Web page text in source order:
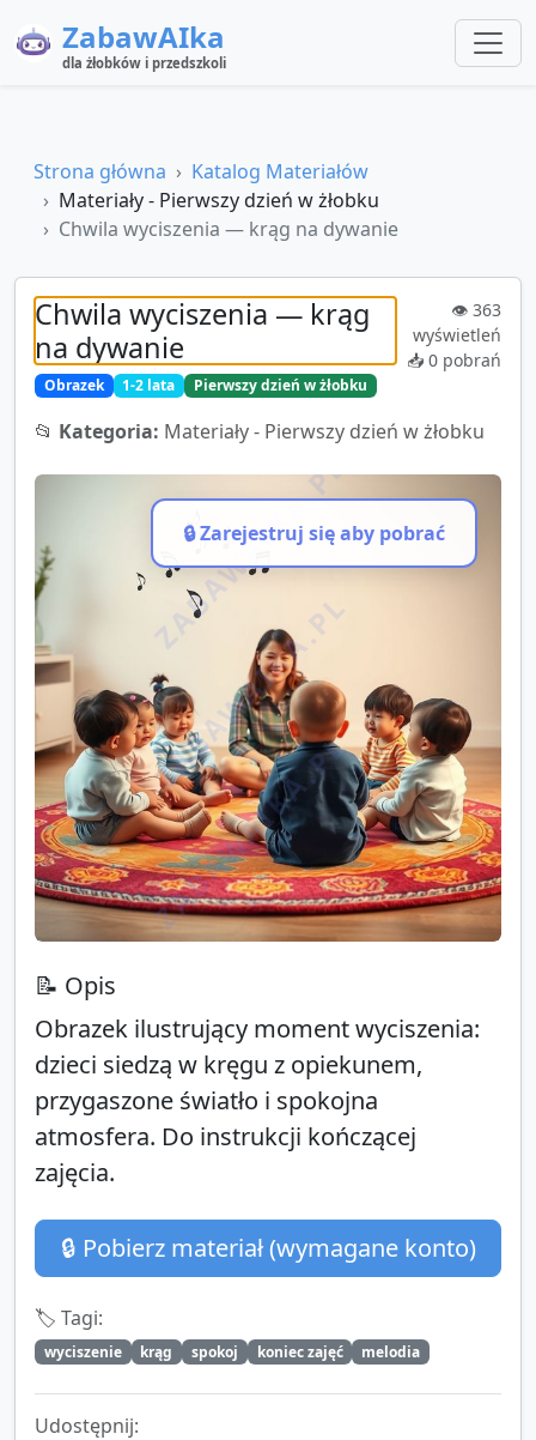
ZabawAIka
dla żłobków i przedszkoli
Strona główna
Katalog Materiałów
Materiały - Pierwszy dzień w żłobku
Chwila wyciszenia — krąg na dywanie
Chwila wyciszenia — krąg
na dywanie
Obrazek 1-2 lata Pierwszy dzień w żłobku
👁️ 363
wyświetleń
📥 0 pobrań
📂 Kategoria: Materiały - Pierwszy dzień w żłobku
ZABAWAIKA.PL
ZABAWAIKA.PL
ZABAWAIKA.PL
🔒 Zarejestruj się aby pobrać
📝 Opis
Obrazek ilustrujący moment wyciszenia:
dzieci siedzą w kręgu z opiekunem,
przygaszone światło i spokojna
atmosfera. Do instrukcji kończącej
zajęcia.
🔒 Pobierz materiał (wymagane konto)
🏷️ Tagi:
wyciszenie krąg spokoj koniec zajęć melodia
Udostępnij: